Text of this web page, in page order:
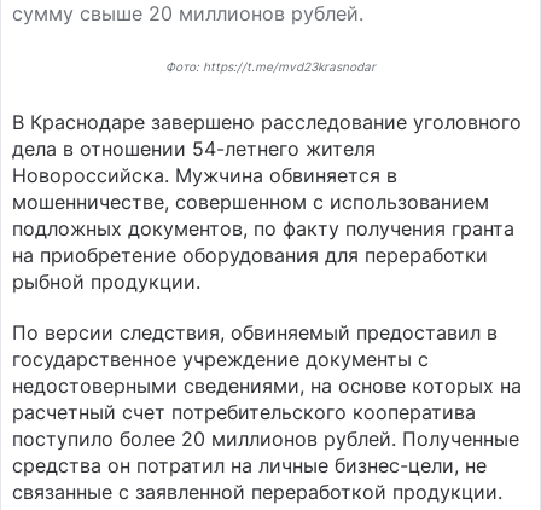
сумму свыше 20 миллионов рублей.
Фото: https://t.me/mvd23krasnodar
В Краснодаре завершено расследование уголовного
дела в отношении 54-летнего жителя
Новороссийска. Мужчина обвиняется в
мошенничестве, совершенном с использованием
подложных документов, по факту получения гранта
на приобретение оборудования для переработки
рыбной продукции.
По версии следствия, обвиняемый предоставил в
государственное учреждение документы с
недостоверными сведениями, на основе которых на
расчетный счет потребительского кооператива
поступило более 20 миллионов рублей. Полученные
средства он потратил на личные бизнес-цели, не
связанные с заявленной переработкой продукции.